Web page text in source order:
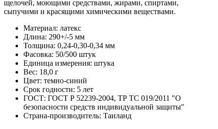
щелочей, моющими средствами, жирами, спиртами,
сыпучими и красящими химическими веществами.
Материал: латекс
Длина: 290+/-5 мм
Толщина: 0,24-0,30-0,34 мм
Фасовка: 50/500 штук
Единица измерения: штука
Вес: 18,0 г
Цвет: темно-синий
Срок годности: 5 лет
ГОСТ: ГОСТ Р 52239-2004, ТР ТС 019/2011 "О
безопасности средств индивидуальной защиты"
Страна-производитель: Таиланд